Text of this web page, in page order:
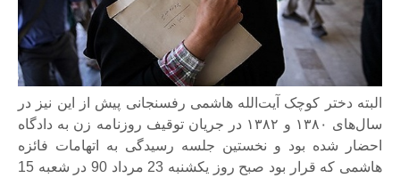
البته دختر کوچک آیت‌الله هاشمی رفسنجانی پیش از این نیز در
سال‌های ۱۳۸۰ و ۱۳۸۲ در جریان توقیف روزنامه زن به دادگاه
احضار شده بود و نخستین جلسه‌ رسیدگی به اتهامات فائزه
هاشمی که قرار بود صبح روز یکشنبه 23 مرداد 90 در شعبه 15